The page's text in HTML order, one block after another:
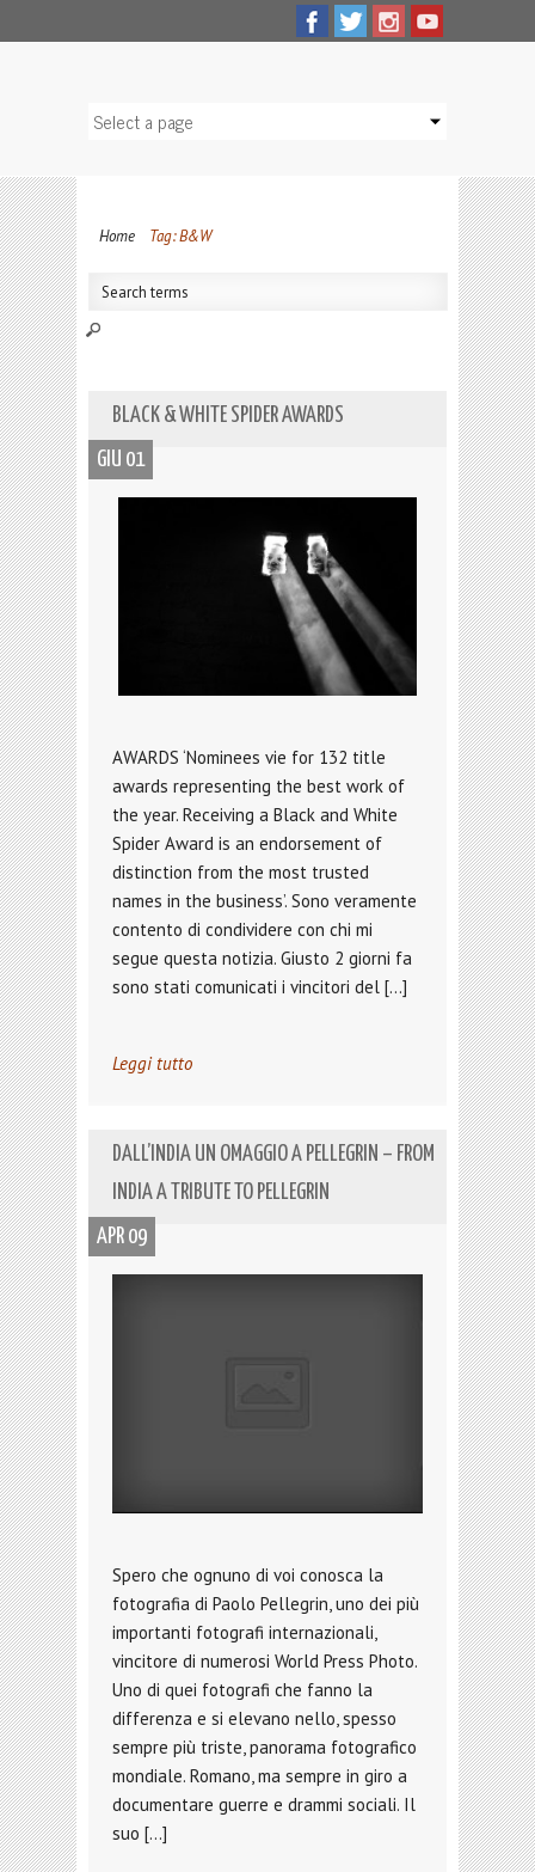
Home Tag: B&W
BLACK & WHITE SPIDER AWARDS
GIU 01
AWARDS ‘Nominees vie for 132 title
awards representing the best work of
the year. Receiving a Black and White
Spider Award is an endorsement of
distinction from the most trusted
names in the business’. Sono veramente
contento di condividere con chi mi
segue questa notizia. Giusto 2 giorni fa
sono stati comunicati i vincitori del […]
Leggi tutto
DALL’INDIA UN OMAGGIO A PELLEGRIN – FROM
INDIA A TRIBUTE TO PELLEGRIN
APR 09
Spero che ognuno di voi conosca la
fotografia di Paolo Pellegrin, uno dei più
importanti fotografi internazionali,
vincitore di numerosi World Press Photo.
Uno di quei fotografi che fanno la
differenza e si elevano nello, spesso
sempre più triste, panorama fotografico
mondiale. Romano, ma sempre in giro a
documentare guerre e drammi sociali. Il
suo […]